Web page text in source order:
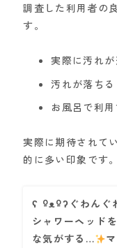
調査した利用者の
す。
実際に汚れが
汚れが落ち
お風呂で利
実際に期待されて
的に多い印象です。
ʕ ºᴥºʔぐわん
シャワーヘッド
な気がする…